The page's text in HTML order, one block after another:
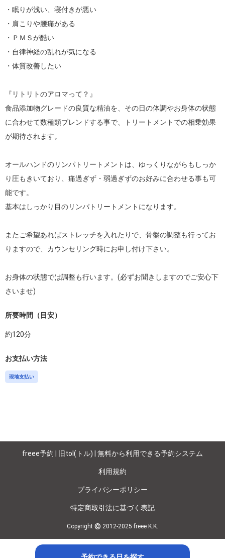
・眠りが浅い、寝付きが悪い
・肩こりや腰痛がある
・ＰＭＳが酷い
・自律神経の乱れが気になる
・体質改善したい
『リトリトのアロマって？』
食品添加物グレードの良質な精油を、その日の体調やお身体の状態
に合わせて数種類ブレンドする事で、トリートメントでの相乗効果
が期待されます。
オールハンドのリンパトリートメントは、ゆっくりながらもしっか
り圧もきいており、痛過ぎず・弱過ぎずのお好みに合わせる事も可
能です。
基本はしっかり目のリンパトリートメントになります。
またご希望あればストレッチを入れたりで、骨盤の調整も行ってお
りますので、カウンセリング時にお申し付け下さい。
お身体の状態では調整も行います。(必ずお聞きしますのでご安心下
さいませ)
所要時間（目安）
約120分
お支払い方法
現地支払い
freee予約 | 旧tol(トル) | 無料から利用できる予約システム
利用規約
プライバシーポリシー
特定商取引法に基づく表記
Copyright © 2012-2025 freee K.K.